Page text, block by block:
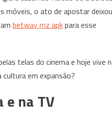
móveis, o ato de apostar deixou
betway mz apkpara esse
telas do cinema e hoje vive
em expansão?
na TV